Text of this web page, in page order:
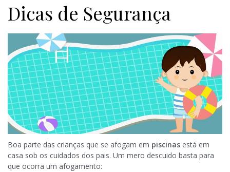
Dicas de Segurança
Boa parte das crianças que se afogam em piscinas está em
casa sob os cuidados dos pais. Um mero descuido basta para
que ocorra um afogamento: